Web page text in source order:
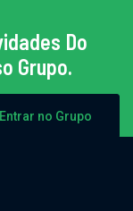
Do
Grupo.
Entrar no Grupo